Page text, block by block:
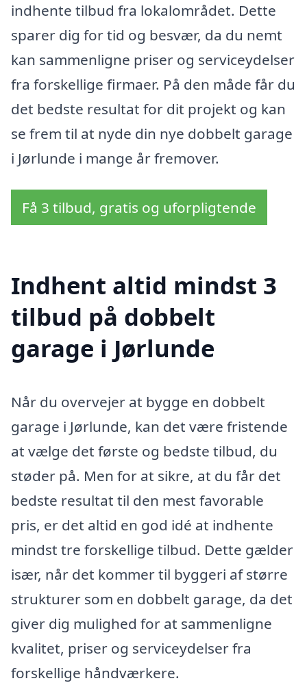
indhente tilbud fra lokalområdet. Dette
sparer dig for tid og besvær, da du nemt
kan sammenligne priser og serviceydelser
fra forskellige firmaer. På den måde får du
det bedste resultat for dit projekt og kan
se frem til at nyde din nye dobbelt garage
i Jørlunde i mange år fremover.
Få 3 tilbud, gratis og uforpligtende
Indhent altid mindst 3
tilbud på dobbelt
garage i Jørlunde
Når du overvejer at bygge en dobbelt
garage i Jørlunde, kan det være fristende
at vælge det første og bedste tilbud, du
støder på. Men for at sikre, at du får det
bedste resultat til den mest favorable
pris, er det altid en god idé at indhente
mindst tre forskellige tilbud. Dette gælder
især, når det kommer til byggeri af større
strukturer som en dobbelt garage, da det
giver dig mulighed for at sammenligne
kvalitet, priser og serviceydelser fra
forskellige håndværkere.